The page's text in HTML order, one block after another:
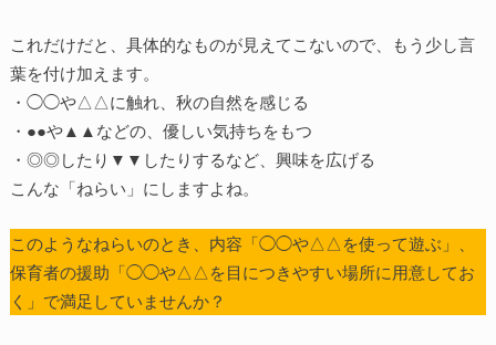
これだけだと、具体的なものが見えてこないので、もう少し言
葉を付け加えます。
・◯◯や△△に触れ、秋の自然を感じる
・●●や▲▲などの、優しい気持ちをもつ
・◎◎したり▼▼したりするなど、興味を広げる
こんな「ねらい」にしますよね。
このようなねらいのとき、内容「◯◯や△△を使って遊ぶ」、
保育者の援助「◯◯や△△を目につきやすい場所に用意してお
く」で満足していませんか？